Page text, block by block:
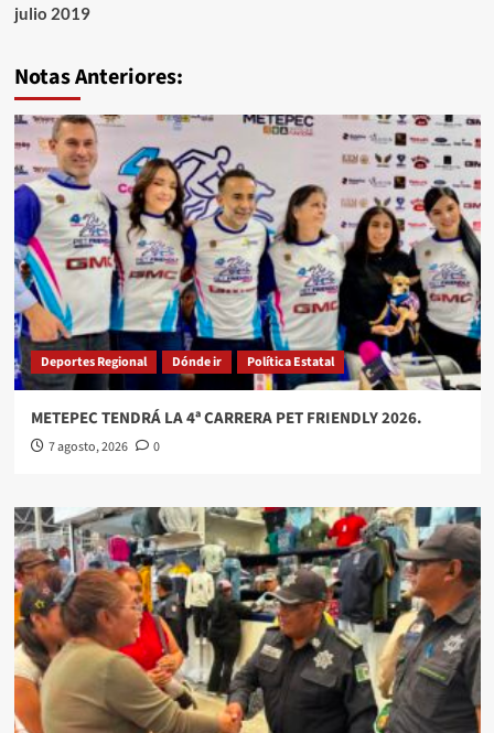
julio 2019
Notas Anteriores:
Deportes Regional Dónde ir Política Estatal
METEPEC TENDRÁ LA 4ª CARRERA PET FRIENDLY 2026.
7 agosto, 2026 0